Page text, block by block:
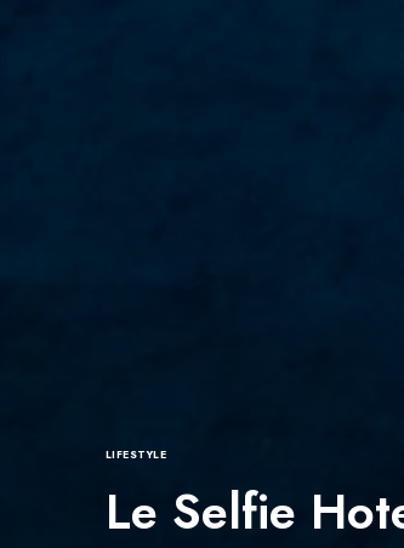
LIFESTYLE
Le Selfie